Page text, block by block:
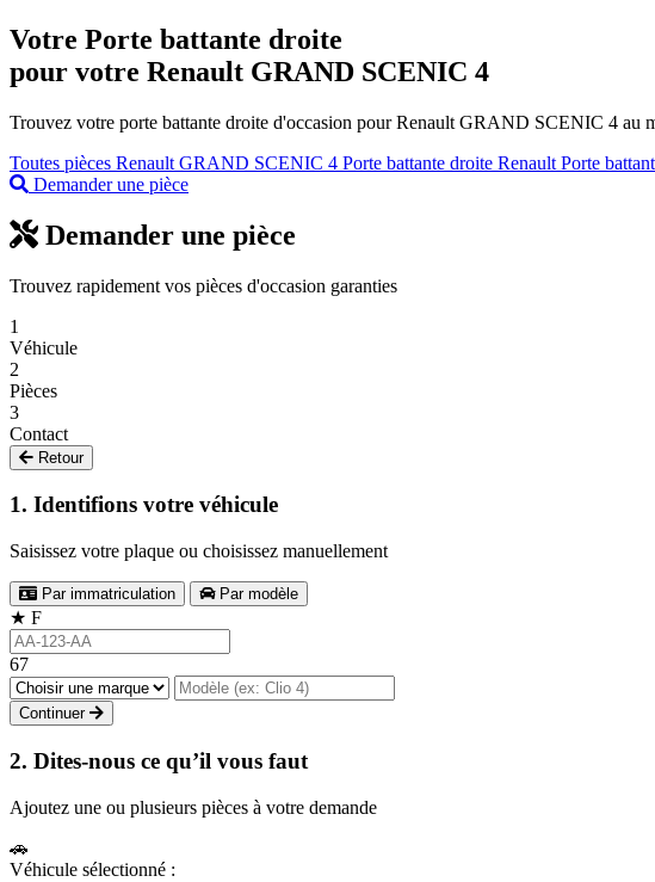
Votre Porte battante droite
pour votre Renault GRAND SCENIC 4
Trouvez votre porte battante droite d'occasion pour Renault GRAND SCENIC 4 au
Toutes pièces Renault GRAND SCENIC 4 Porte battante droite Renault Porte
Demander une pièce
Demander une pièce
Trouvez rapidement vos pièces d'occasion garanties
1
Véhicule
2
Pièces
3
Contact
Retour
1. Identifions votre véhicule
Saisissez votre plaque ou choisissez manuellement
Par immatriculation Par modèle
★ F
67
Continuer
2. Dites-nous ce qu’il vous faut
Ajoutez une ou plusieurs pièces à votre demande
🚗
Véhicule sélectionné :